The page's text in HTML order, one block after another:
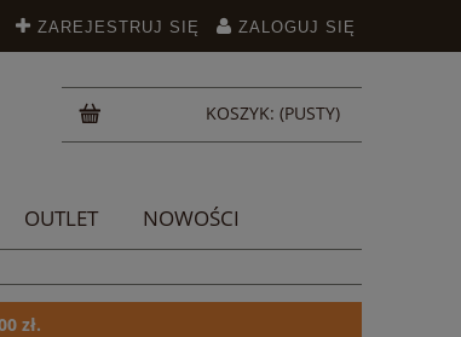
ZAREJESTRUJ SIĘ ZALOGUJ SIĘ
KOSZYK: (PUSTY)
OUTLET NOWOŚCI
zł.